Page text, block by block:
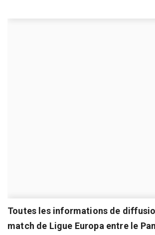
Toutes les informations de
match de Ligue Europa entre le